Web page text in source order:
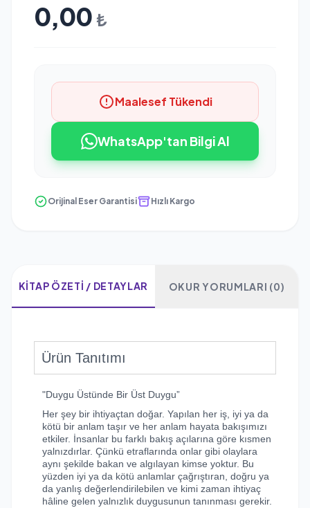
0,00 ₺
Maalesef Tükendi
WhatsApp'tan Bilgi Al
Orijinal Eser Garantisi Hızlı Kargo
KITAP ÖZETI / DETAYLAR OKUR YORUMLARI (0)
Ürün Tanıtımı
"Duygu Üstünde Bir Üst Duygu”
Her şey bir ihtiyaçtan doğar. Yapılan her iş, iyi ya da
kötü bir anlam taşır ve her anlam hayata bakışımızı
etkiler. İnsanlar bu farklı bakış açılarına göre kısmen
yalnızdırlar. Çünkü etraflarında onlar gibi olaylara
aynı şekilde bakan ve algılayan kimse yoktur. Bu
yüzden iyi ya da kötü anlamlar çağrıştıran, doğru ya
da yanlış değerlendirilebilen ve kimi zaman ihtiyaç
hâline gelen yalnızlık duygusunun tanınması gerekir.